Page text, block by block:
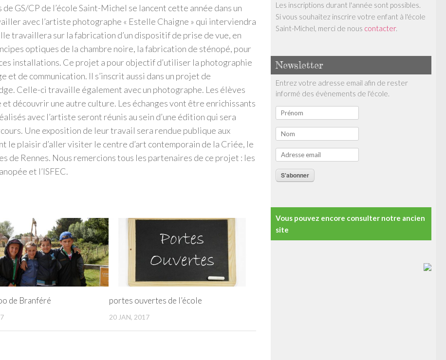
de GS/CP de l’école Saint-Michel se lancent cette année dans un
avec l’artiste photographe « Estelle Chaigne » qui interviendra
travaillera sur la fabrication d’un dispositif de prise de vue, en
optiques de la chambre noire, la fabrication de sténopé, pour
installations. Ce projet a pour objectif d’utiliser la photographie
et de communication. Il s’inscrit aussi dans un projet de
Celle-ci travaille également avec un photographe. Les élèves
découvrir une autre culture. Les échanges vont être enrichissants
avec l’artiste seront réunis au sein d’une édition qui sera
Une exposition de leur travail sera rendue publique aux
le plaisir d’aller visiter le centre d’art contemporain de la Criée, le
de Rennes. Nous remercions tous les partenaires de ce projet : les
et l’ISFEC.
de Branféré portes ouvertes de l’école
20 JAN, 2017
Les inscriptions durant l'année sont possibles.
Si vous souhaitez inscrire votre enfant à l'école
Saint-Michel, merci de nous contacter.
Newsletter
Entrez votre adresse email afin de rester
informé des évènements de l'école.
S'abonner
Vous pouvez encore consulter notre ancien
site